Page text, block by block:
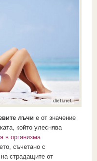
лъчи е от значение
който улеснява
в организма.
съчетано с
страдащите от